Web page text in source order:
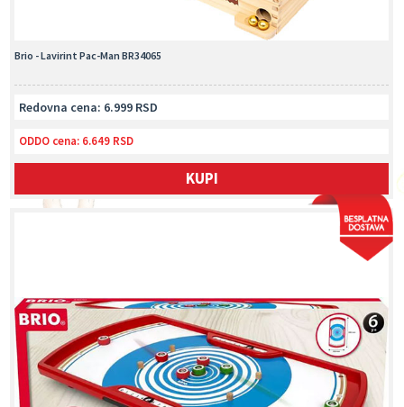
Brio - Lavirint Pac-Man BR34065
Redovna cena: 6.999 RSD
ODDO cena: 6.649 RSD
KUPI